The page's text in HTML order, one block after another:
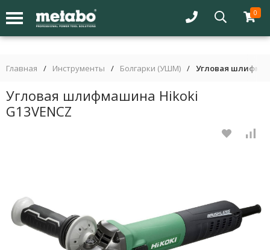
0
Главная / Инструменты / Болгарки (УШМ) / Угловая
Угловая шлифмашина Hikoki
G13VENCZ